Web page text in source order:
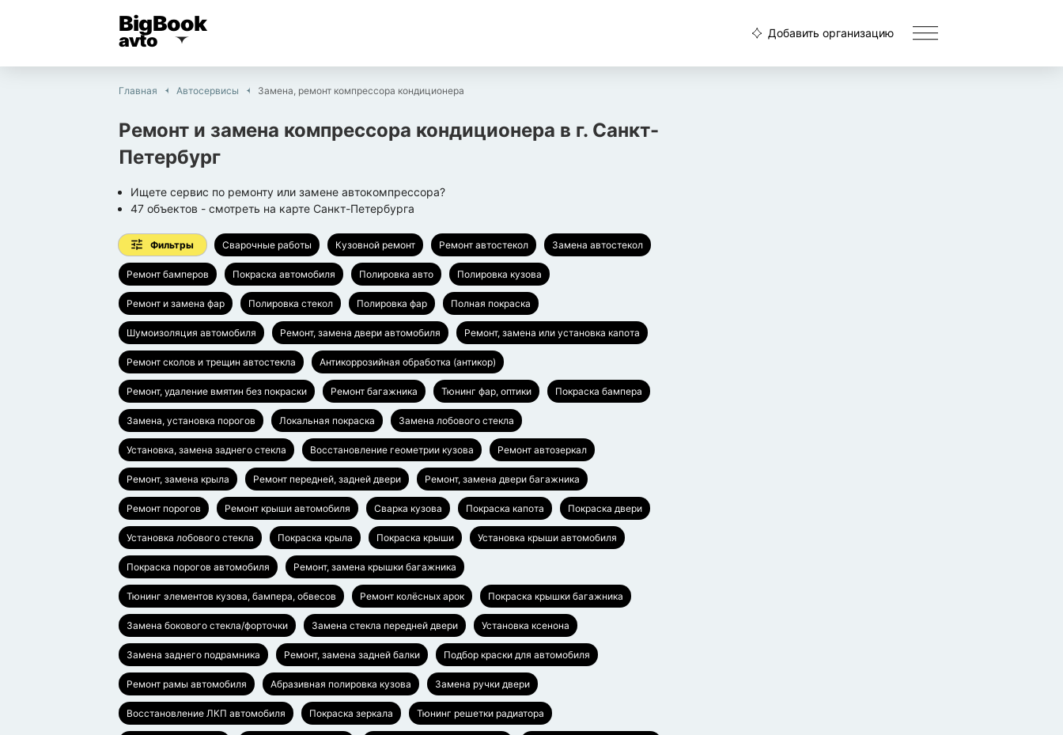
BigBook
avto Добавить организацию
Главная Автосервисы Замена, ремонт компрессора кондиционера
Ремонт и замена компрессора кондиционера в г. Санкт-
Петербург
Ищете сервис по ремонту или замене автокомпрессора?
47 объектов - смотреть на карте Санкт-Петербурга
Фильтры Сварочные работы Кузовной ремонт Ремонт автостекол Замена автостекол
Ремонт бамперов Покраска автомобиля Полировка авто Полировка кузова
Ремонт и замена фар Полировка стекол Полировка фар Полная покраска
Шумоизоляция автомобиля Ремонт, замена двери автомобиля Ремонт, замена или установка капота
Ремонт сколов и трещин автостекла Антикоррозийная обработка (антикор)
Ремонт, удаление вмятин без покраски Ремонт багажника Тюнинг фар, оптики Покраска бампера
Замена, установка порогов Локальная покраска Замена лобового стекла
Установка, замена заднего стекла Восстановление геометрии кузова Ремонт автозеркал
Ремонт, замена крыла Ремонт передней, задней двери Ремонт, замена двери багажника
Ремонт порогов Ремонт крыши автомобиля Сварка кузова Покраска капота Покраска двери
Установка лобового стекла Покраска крыла Покраска крыши Установка крыши автомобиля
Покраска порогов автомобиля Ремонт, замена крышки багажника
Тюнинг элементов кузова, бампера, обвесов Ремонт колёсных арок Покраска крышки багажника
Замена бокового стекла/форточки Замена стекла передней двери Установка ксенона
Замена заднего подрамника Ремонт, замена задней балки Подбор краски для автомобиля
Ремонт рамы автомобиля Абразивная полировка кузова Замена ручки двери
Восстановление ЛКП автомобиля Покраска зеркала Тюнинг решетки радиатора